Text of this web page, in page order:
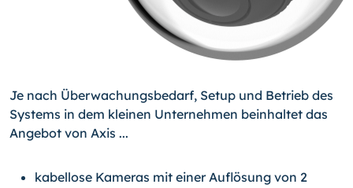
Je nach Überwachungsbedarf, Setup und Betrieb des
Systems in dem kleinen Unter­nehmen beinhaltet das
Angebot von Axis ...
kabellose Kameras mit einer Auflösung von 2